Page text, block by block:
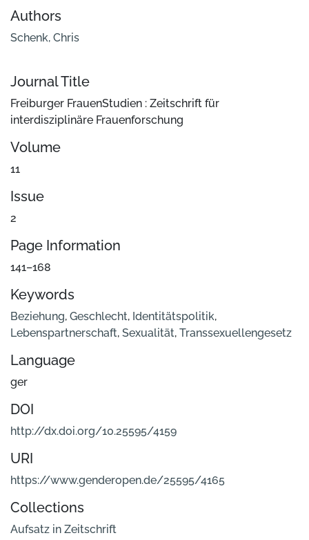
Authors
Schenk, Chris
Journal Title
Freiburger FrauenStudien : Zeitschrift für
interdisziplinäre Frauenforschung
Volume
11
Issue
2
Page Information
141–168
Keywords
Beziehung, Geschlecht, Identitätspolitik,
Lebenspartnerschaft, Sexualität, Transsexuellengesetz
Language
ger
DOI
http://dx.doi.org/10.25595/4159
URI
https://www.genderopen.de/25595/4165
Collections
Aufsatz in Zeitschrift